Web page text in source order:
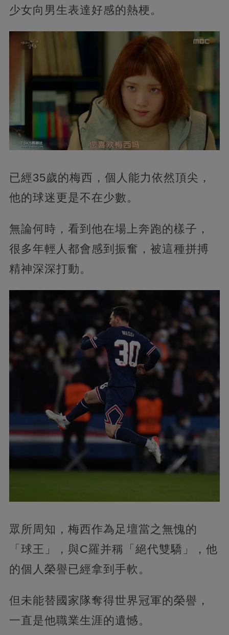
少女向男生表達好感的熱梗。
已經35歲的梅西，個人能力依然頂尖，
他的球迷更是不在少數。
無論何時，看到他在場上奔跑的樣子，
很多年輕人都會感到振奮，被這種拼搏
精神深深打動。
眾所周知，梅西作為足壇當之無愧的
「球王」，與C羅并稱「絕代雙驕」，他
的個人榮譽已經拿到手軟。
但未能替國家隊奪得世界冠軍的榮譽，
一直是他職業生涯的遺憾。